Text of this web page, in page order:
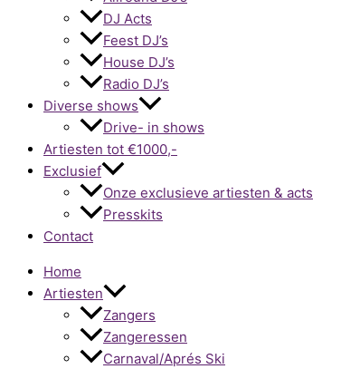
DJ Acts
Feest DJ’s
House DJ’s
Radio DJ’s
Diverse shows
Drive- in shows
Artiesten tot €1000,-
Exclusief
Onze exclusieve artiesten & acts
Presskits
Contact
Home
Artiesten
Zangers
Zangeressen
Carnaval/Aprés Ski